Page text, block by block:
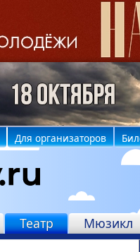
Для организаторов
Театр Мюзикл